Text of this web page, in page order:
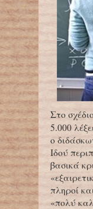
Στο
5.000
ο
Ιδού
βασικά
πληροί
«πολύ